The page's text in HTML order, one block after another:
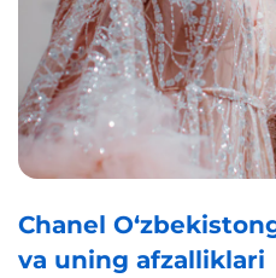
Chanel
va uning afzalliklari